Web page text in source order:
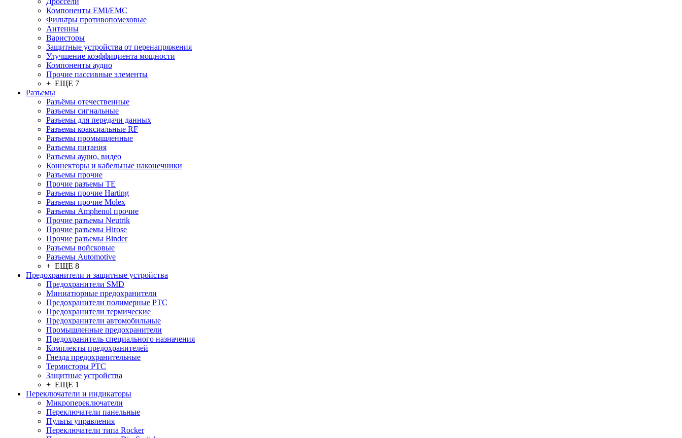
Компоненты EMI/EMC
Фильтры противопомеховые
Антенны
Варисторы
Защитные устройства от перенапряжения
Улучшение коэффициента мощности
Компоненты аудио
Прочие пассивные элементы
+ ЕЩЕ 7
Разъeмы
Разъёмы отечественные
Разъeмы сигнальные
Разъeмы для передачи данных
Разъeмы коаксиальные RF
Разъeмы промышленные
Разъeмы питания
Разъeмы аудио, видео
Коннекторы и кабельные наконечники
Разъeмы прочие
Прочие разъемы TE
Разъемы прочие Harting
Разъемы прочие Molex
Разъемы Amphenol прочие
Прочие разъемы Neutrik
Прочие разъемы Hirose
Прочие разъемы Binder
Разъемы войсковые
Разъeмы Automotive
+ ЕЩЕ 8
Предохранители и защитные устройства
Предохранители SMD
Миниатюрные предохранители
Предохранители полимерные PTC
Предохранители термические
Предохранители автомобильные
Промышленные предохранители
Предохранитель специального назначения
Комплекты предохранителей
Гнезда предохранительные
Термисторы PTC
Защитные устройства
+ ЕЩЕ 1
Переключатели и индикаторы
Микропереключатели
Переключатели панельные
Пульты управления
Переключатели типа Rocker